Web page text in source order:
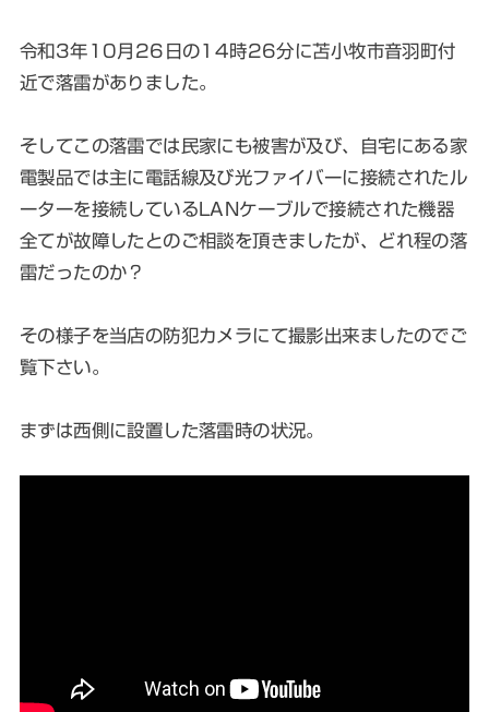
令和3年10月26日の14時26分に苫小牧市音羽町付
近で落雷がありました。
そしてこの落雷では民家にも被害が及び、自宅にある家
電製品では主に電話線及び光ファイバーに接続されたル
ーターを接続しているLANケーブルで接続された機器
全てが故障したとのご相談を頂きましたが、どれ程の落
雷だったのか？
その様子を当店の防犯カメラにて撮影出来ましたのでご
覧下さい。
まずは西側に設置した落雷時の状況。